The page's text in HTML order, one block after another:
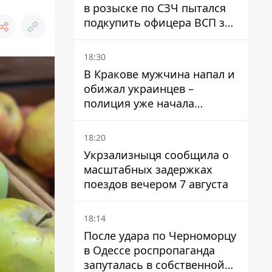
в розыске по СЗЧ пытался
подкупить офицера ВСП за
40 тысяч гривен
18:30
В Кракове мужчина напал и
обижал украинцев –
полиция уже начала
расследование
18:20
Укрзализныця сообщила о
масштабных задержках
поездов вечером 7 августа
18:14
После удара по Черноморцу
в Одессе роспропаганда
запуталась в собственной